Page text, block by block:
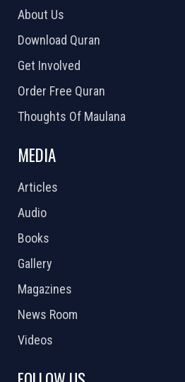
About Us
Download Quran
Get Involved
Order Free Quran
Thoughts Of Maulana
MEDIA
Articles
Audio
Books
Gallery
Magazines
News Room
Videos